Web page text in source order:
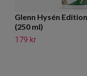
Glenn Hysén
(250 ml)
179 kr